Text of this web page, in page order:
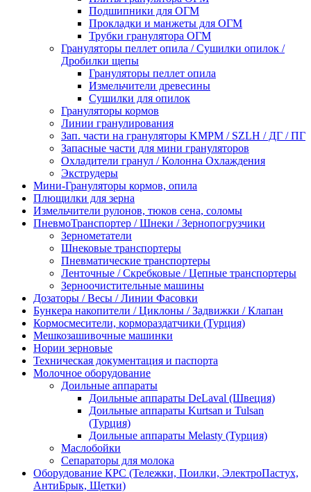
Подшипники для ОГМ
Прокладки и манжеты для ОГМ
Трубки гранулятора ОГМ
Грануляторы пеллет опила / Сушилки опилок /
Дробилки щепы
Грануляторы пеллет опила
Измельчители древесины
Сушилки для опилок
Грануляторы кормов
Линии гранулирования
Зап. части на грануляторы KMPM / SZLH / ДГ / ПГ
Запасные части для мини грануляторов
Охладители гранул / Колонна Охлаждения
Экструдеры
Мини-Грануляторы кормов, опила
Плющилки для зерна
Измельчители рулонов, тюков сена, соломы
ПневмоТранспортер / Шнеки / Зернопогрузчики
Зернометатели
Шнековые транспортеры
Пневматические транспортеры
Ленточные / Скребковые / Цепные транспортеры
Зерноочистительные машины
Дозаторы / Весы / Линии Фасовки
Бункера накопители / Циклоны / Задвижки / Клапан
Кормосмесители, кормораздатчики (Турция)
Мешкозашивочные машинки
Нории зерновые
Техническая документация и паспорта
Молочное оборудование
Доильные аппараты
Доильные аппараты DeLaval (Швеция)
Доильные аппараты Kurtsan и Tulsan
(Турция)
Доильные аппараты Melasty (Турция)
Маслобойки
Сепараторы для молока
Оборудование КРС (Тележки, Поилки, ЭлектроПастух,
АнтиБрык, Щетки)